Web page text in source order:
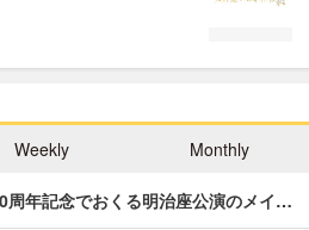
Weekly Monthly
周年記念でおくる明治座公演のメイ…